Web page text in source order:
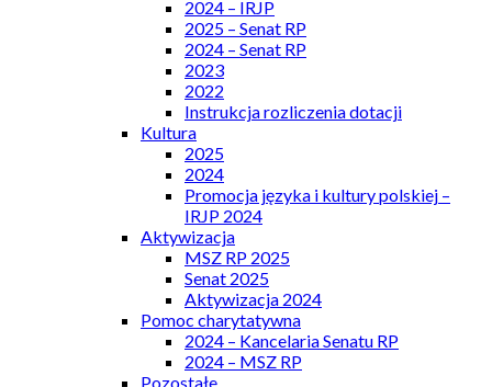
2024 – IRJP
2025 – Senat RP
2024 – Senat RP
2023
2022
Instrukcja rozliczenia dotacji
Kultura
2025
2024
Promocja języka i kultury polskiej –
IRJP 2024
Aktywizacja
MSZ RP 2025
Senat 2025
Aktywizacja 2024
Pomoc charytatywna
2024 – Kancelaria Senatu RP
2024 – MSZ RP
Pozostałe